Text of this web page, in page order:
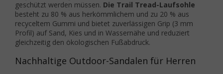
geschützt werden müssen. Die Trail Tread-Laufsohle
besteht zu 80 % aus herkömmlichem und zu 20 % aus
recyceltem Gummi und bietet zuverlässigen Grip (3 mm
Profil) auf Sand, Kies und in Wassernähe und reduziert
gleichzeitig den ökologischen Fußabdruck.
Nachhaltige Outdoor-Sandalen für Herren